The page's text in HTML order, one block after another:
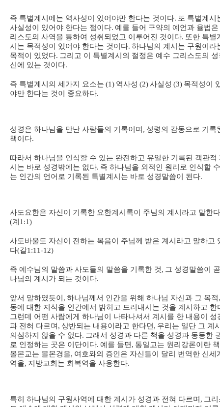
즉 특별계시에는 역사성이 있어야만 한다는 것이다. 또 특별계시
사실성이 있어야 한다는 점이다. 예를 들어 구약의 예언과 율법은
리스도의 사역을 통하여 성취되었고 이루어진 것이다. 또한 특별
시는 목적성이 있어야 한다는 것이다. 하나님의 계시는 구원이라
목적이 있었다. 그리고 이 특별계시의 절정은 예수 그리스도의 성
신에 있는 것이다.
즉 특별계시의 세가지 요소는 (1) 역사성 (2)사실성 (3) 목적성이
야만 한다는 것이 중요하다.
성경은 하나님을 만난 사람들의 기록이며 , 성령의 감동으로 기록
책이다.
따라서 하나님을 인식할 수 있는 완전하고 유일한 기록된 객관적
시는 바로 성경밖에는 없다. 즉 하나님을 외적인 원리로 인식할
는 인간의 언어로 기록된 특별계시는 바로 성경말씀이 된다.
사도요한은 자신이 기록한 요한계시록이 주님의 계시라고 말한다
(계 1:1)
사도바울도 자신이 전하는 복음이 주님께 받은 계시라고 말하고
다(갈1:11-12)
즉 예수님의 말씀과 사도들의 말씀을 기록한 것, 그 성경말씀이
나님의 계시가 되는 것이다.
앞서 말하였듯이 , 하나님께서 인간을 위해 하나님 자신과 그 목적,
동에 대한 지식을 인간에서 밝히고 드러내시는 것을 계시하고 한
그런데 어떤 사람에게 하나님이 나타나셔서 계시를 한 내용이 성
과 전혀 다르며 , 상반되는 내용이라고 한다면 , 우리는 일단 그 계
의심하지 않을 수 없다. 그래서 성경과 다른 책을 성경과 동등한
로 인정하는 곳은 이단이다. 예를 들면 , 통일교는 원리강론이란
몰몬교는 몰몬경을, 여호와의 증인은 자신들이 달리 번역한 신세
역을, 지방교회는 회복역을 사용한다.
특히 하나님의 구원사역에 대한 계시가 성경과 전혀 다르며 , 그